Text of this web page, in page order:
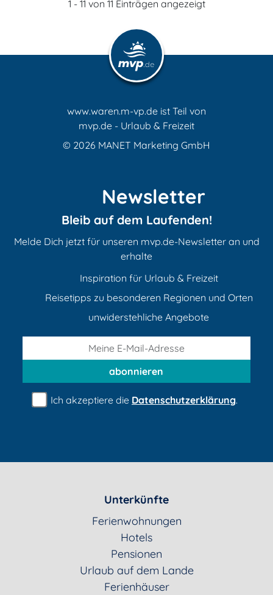
1 - 11 von 11 Einträgen angezeigt
www.waren.m-vp.de ist Teil von
mvp.de - Urlaub & Freizeit
© 2026 MANET Marketing GmbH
Newsletter
Bleib auf dem Laufenden!
Melde Dich jetzt für unseren mvp.de-Newsletter an und
erhalte
Inspiration für Urlaub & Freizeit
Reisetipps zu besonderen Regionen und Orten
unwiderstehliche Angebote
abonnieren
Ich akzeptiere die Datenschutzerklärung.
Unterkünfte
Ferienwohnungen
Hotels
Pensionen
Urlaub auf dem Lande
Ferienhäuser